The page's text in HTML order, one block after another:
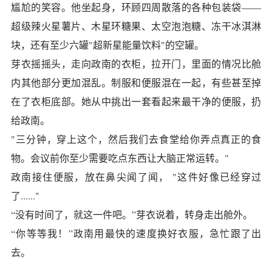
尴尬的笑容。他坐起身，环顾四周散落的各种包装袋——
超级辣火星薯片、木星环糖果、太空泡泡糖、冻干冰淇淋
块，还有至少六罐"超新星能量饮料"的空罐。
芽衣摇摇头，走向政南的衣柜，拉开门，里面的情况比舱
内其他部分更加混乱。制服和便服混在一起，有些甚至掉
在了衣柜底部。她从中挑出一套看起来最干净的便服，扔
给政南。
"三分钟，穿上这个，然后我们去食堂给你弄点真正的食
物。会议前你至少需要吃点东西让大脑正常运转。"
政南接住便服，放在鼻尖闻了闻， "这件好像已经穿过
了......"
“没有时间了，就这一件吧。”芽衣说着，转身走出舱外。
“你等等我！”政南用最快的速度换好衣服，急忙跟了出
去。